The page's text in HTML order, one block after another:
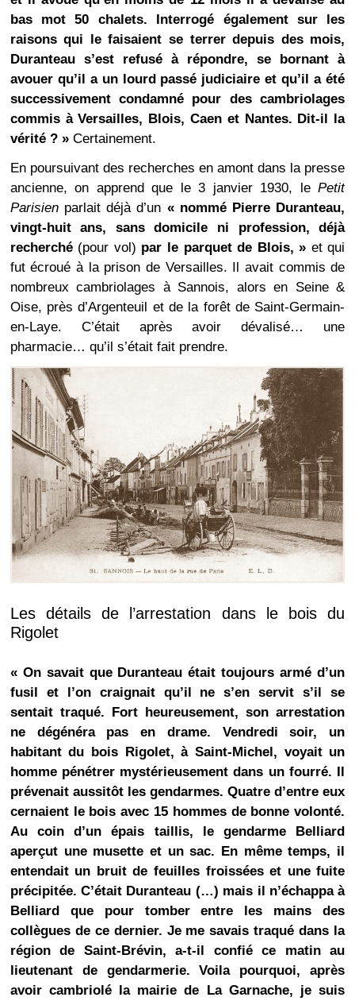
bas mot 50 chalets. Interrogé également sur les
raisons qui le faisaient se terrer depuis des mois,
Duranteau s’est refusé à répondre, se bornant à
avouer qu’il a un lourd passé judiciaire et qu’il a été
successivement condamné pour des cambriolages
commis à Versailles, Blois, Caen et Nantes. Dit-il la
vérité ? »Certainement.
En poursuivant des recherches en amont dans la presse
ancienne, on apprend que le 3 janvier 1930, lePetit
Parisienparlait déjà d’un « nommé Pierre Duranteau,
vingt-huit ans, sans domicile ni profession, déjà
recherché (pour vol) par le parquet de Blois, » et qui
fut écroué à la prison de Versailles. Il avait commis de
nombreux cambriolages à Sannois, alors en Seine &
Oise, près d’Argenteuil et de la forêt de Saint-Germain-
en-Laye. C’était après avoir dévalisé… une
pharmacie… qu’il s’était fait prendre.
Les détails de l’arrestation dans le bois du
Rigolet
« On savait que Duranteau était toujours armé d’un
fusil et l’on craignait qu’il ne s’en servit s’il se
sentait traqué. Fort heureusement, son arrestation
ne dégénéra pas en drame. Vendredi soir, un
habitant du bois Rigolet, à Saint-Michel, voyait un
homme pénétrer mystérieusement dans un fourré. Il
prévenait aussitôt les gendarmes. Quatre d’entre eux
cernaient le bois avec 15 hommes de bonne volonté.
Au coin d’un épais taillis, le gendarme Belliard
aperçut une musette et un sac. En même temps, il
entendait un bruit de feuilles froissées et une fuite
précipitée. C’était Duranteau (…) mais il n’échappa à
Belliard que pour tomber entre les mains des
collègues de ce dernier. Je me savais traqué dans la
région de Saint-Brévin, a-t-il confié ce matin au
lieutenant de gendarmerie. Voila pourquoi, après
avoir cambriolé la mairie de La Garnache, je suis